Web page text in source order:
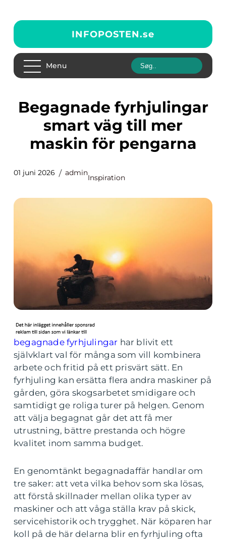
INFOPOSTEN.se
Menu
Begagnade fyrhjulingar
smart väg till mer
maskin för pengarna
01 juni 2026 admin
Inspiration
begagnade fyrhjulingar har blivit ett
självklart val för många som vill kombinera
arbete och fritid på ett prisvärt sätt. En
fyrhjuling kan ersätta flera andra maskiner på
gården, göra skogsarbetet smidigare och
samtidigt ge roliga turer på helgen. Genom
att välja begagnat går det att få mer
utrustning, bättre prestanda och högre
kvalitet inom samma budget.
En genomtänkt begagnadaffär handlar om
tre saker: att veta vilka behov som ska lösas,
att förstå skillnader mellan olika typer av
maskiner och att våga ställa krav på skick,
servicehistorik och trygghet. När köparen har
koll på de här delarna blir en fyrhjuling ofta